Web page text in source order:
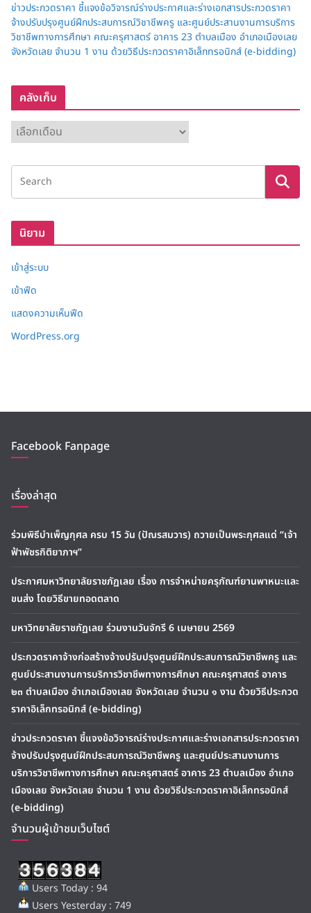
ข่าวประกวดราคา ชี้แจงข้อวิจารณ์ร่างประกาศและร่างเอกสารประกวดราคา
จ้างปรับปรุงศูนย์ฝึกประสบการณ์วิชาชีพครู และศูนย์ประสานงานการบริการ
วิชาชีพทางการศึกษา คณะครุศาสตร์ อาคาร 23 ตำบลเมือง อำเภอเมืองเลย
จังหวัดเลย จำนวน 1 งาน ด้วยวิธีประกวดราคาอิเล็กทรอนิกส์ (e-bidding)
คลังเก็บ
ลั
ง
ก็
นิยาม
เข้าสู่ระบบ
เข้าฟีด
แสดงความเห็นฟีด
WordPress.org
Facebook Fanpage
เรื่องล่าสุด
ร่วมพิธีบำเพ็ญกุศล ครบ 15 วัน (ปัณรสมวาร) ถวายเป็นพระกุศลแด่ “เจ้า
ฟ้าพัชรกิติยาภาฯ”
ประกาศมหาวิทยาลัยราชภัฏเลย เรื่อง การจำหน่ายครุภัณฑ์ยานพาหนะและ
ขนส่ง โดยวิธีขายทอดตลาด
มหาวิทยาลัยราชภัฏเลย ร่วมงานวันจักรี 6 เมษายน 2569
ประกวดราคาจ้างก่อสร้างจ้างปรับปรุงศูนย์ฝึกประสบการณ์วิชาชีพครู และ
ศูนย์ประสานงานการบริการวิชาชีพทางการศึกษา คณะครุศาสตร์ อาคาร
๒๓ ตำบลเมือง อำเภอเมืองเลย จังหวัดเลย จำนวน ๑ งาน ด้วยวิธีประกวด
ราคาอิเล็กทรอนิกส์ (e-bidding)
ข่าวประกวดราคา ชี้แจงข้อวิจารณ์ร่างประกาศและร่างเอกสารประกวดราคา
จ้างปรับปรุงศูนย์ฝึกประสบการณ์วิชาชีพครู และศูนย์ประสานงานการ
บริการวิชาชีพทางการศึกษา คณะครุศาสตร์ อาคาร 23 ตำบลเมือง อำเภอ
เมืองเลย จังหวัดเลย จำนวน 1 งาน ด้วยวิธีประกวดราคาอิเล็กทรอนิกส์
(e-bidding)
จำนวนผู้เข้าชมเว็บไซต์
Users Today : 94
Users Yesterday : 749